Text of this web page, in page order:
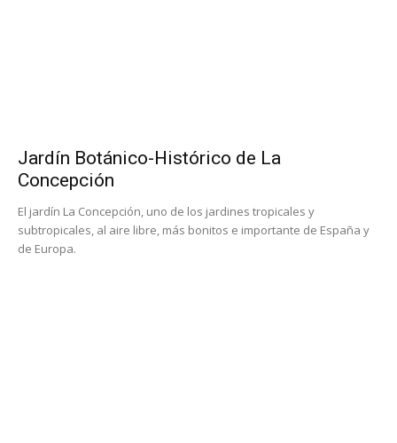
Jardín Botánico-Histórico de La
Concepción
El jardín La Concepción, uno de los jardines tropicales y
subtropicales, al aire libre, más bonitos e importante de España y
de Europa.